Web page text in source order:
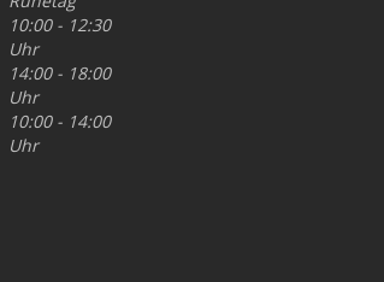
10:00 - 12:30
Uhr
14:00 - 18:00
Uhr
10:00 - 14:00
Uhr